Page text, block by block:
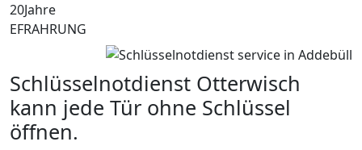
20Jahre
EFRAHRUNG
Schlüsselnotdienst Otterwisch
kann jede Tür ohne Schlüssel
öffnen.